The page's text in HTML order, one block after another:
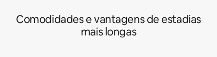
Comodidades e vantagens de estadias
mais longas